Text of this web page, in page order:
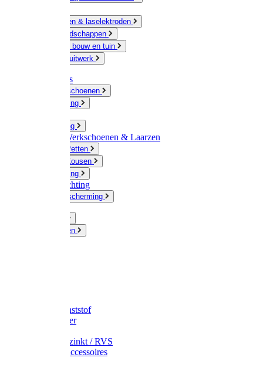
Slijpschijven & laselektroden
Handgereedschappen
IJzerwaren bouw en tuin
Hang en sluitwerk
Disposables
Werkhandschoenen
Regenkleding
Werkkleding
Wandel-/ Werkschoenen & Laarzen
Hoeden / Petten
Sokken / Kousen
Winterkleding
Winkelinrichting
Gelaatsbescherming
Knaagdieren
Emmer kunststof
Schepemmer
Emmer verzinkt / RVS
Regenton accessoires